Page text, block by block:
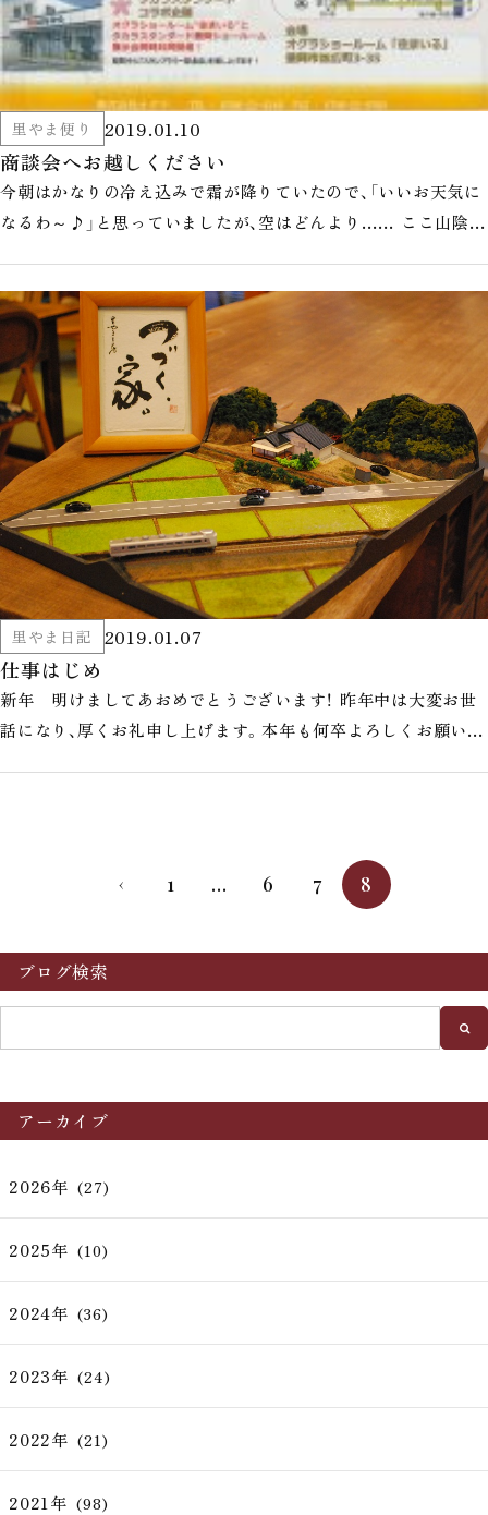
里やま便り 2019.01.10
商談会へお越しください
今朝はかなりの冷え込みで霜が降りていたので、「いいお天気に
なるわ～♪」と思っていましたが、空はどんより…… ここ山陰の
里やま日記 2019.01.07
仕事はじめ
新年 明けましてあおめでとうございます！ 昨年中は大変お世
話になり、厚くお礼申し上げます。本年も何卒よろしくお願い申
‹ 1 … 6 7 8
ブログ検索
アーカイブ
2026年 (27)
2025年 (10)
2024年 (36)
2023年 (24)
2022年 (21)
2021年 (98)